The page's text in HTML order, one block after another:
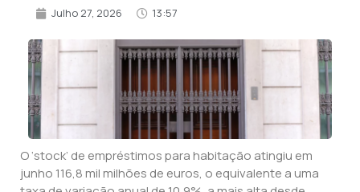
Julho 27, 2026 13:57
O ‘stock’ de empréstimos para habitação atingiu em
junho 116,8 mil milhões de euros, o equivalente a uma